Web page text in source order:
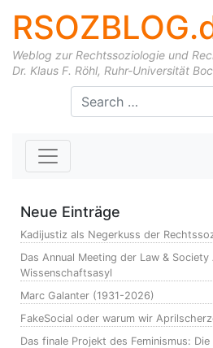
Weblog zur Rechtssoziologie und
Dr. Klaus F. Röhl, Ruhr-Universität
Skip to content
Neue Einträge
Kadijustiz als Negerkuss der
Das Annual Meeting der Law &
Wissenschaftsasyl
Marc Galanter (1931-2026)
FakeSocial oder warum wir
Das finale Projekt des Feminismus: